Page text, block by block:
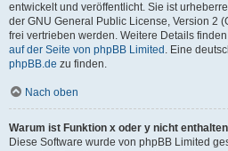
entwickelt und veröffentlicht. Sie ist
der GNU General Public License, Version 2
frei vertrieben werden. Weitere Details
auf der Seite von phpBB Limited . Eine
phpBB.de zu finden.
Nach oben
Warum ist Funktion x oder y nicht
Diese Software wurde von phpBB Limited